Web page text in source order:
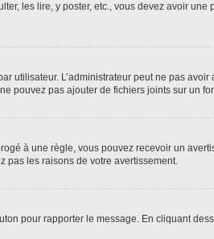
les lire, y poster, etc., vous devez avoir
utilisateur. L’administrateur peut ne pas
pouvez pas ajouter de fichiers joints sur un
à une règle, vous pouvez recevoir un
pas les raisons de votre avertissement.
pour rapporter le message. En cliquant